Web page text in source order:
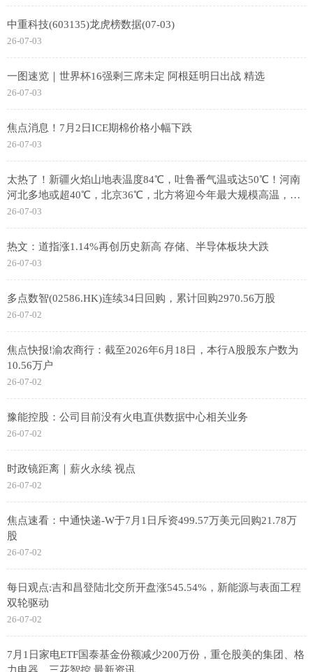
中重科技(603135)龙虎榜数据(07-03)
26-07-03
一图速览｜世界杯16强剩三席未定 阿根廷明日出战 精选
26-07-03
焦点消息！7月2日ICE期棉价格小幅下跌
26-07-03
太热了！新疆火焰山地表温度84℃，吐鲁番气温或达50℃！河南
河北多地或超40℃，北京36℃，北方将迎今年最大规模高温，专
家分析
26-07-03
热文：道指涨1.14%再创历史新高 存储、半导体板块大跌
26-07-03
多点数智(02586.HK)连续34日回购，累计回购2970.56万股
26-07-02
焦点快报!渝农商行：截至2026年6月18日，本行A股股东户数为
10.56万户
26-07-02
豫能控股：公司目前没有火电直供数据中心相关业务
26-07-02
时政镜距离｜薪火永续 视点
26-07-02
焦点速看：中通快递-W于7月1日斥资499.57万美元回购21.78万
股
26-07-02
每日观点:吉和昌登陆北交所开盘涨545.54%，新能源与表面工程
双轮驱动
26-07-02
7月1日家电ETF国泰基金份额减少200万份，重仓股美的集团、格